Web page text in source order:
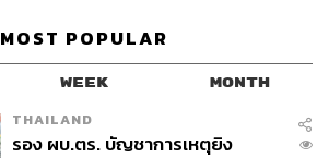
MOST POPULAR
WEEK MONTH
THAILAND
รอง ผบ.ตร. บัญชาการเหตุยิง